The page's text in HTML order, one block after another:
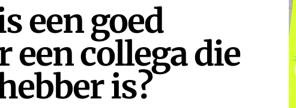
een goed
een collega die
is?